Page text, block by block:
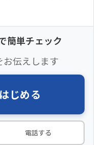
簡単チェック
お伝えします
じめる
電話する